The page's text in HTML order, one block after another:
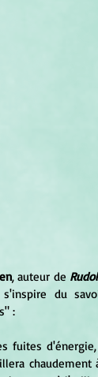
, auteur de
s'inspire du
: